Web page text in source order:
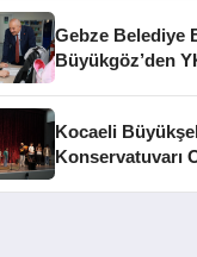
Gebze Belediye
Büyükgöz’den
Kocaeli
Konservatuvarı